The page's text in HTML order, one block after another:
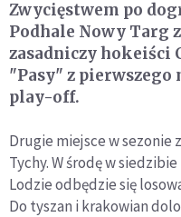
Zwycięstwem po
Podhale Nowy Targ
zasadniczy hokeiści
"Pasy" z pierwszego
play-off.
Drugie miejsce w sezonie
Tychy. W środę w
Lodzie odbędzie się
Do tyszan i krakowian